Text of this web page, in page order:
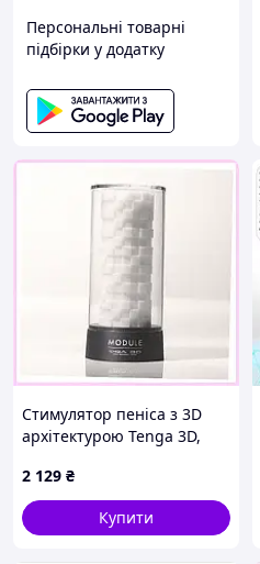
Персональні товарні
підбірки у додатку
Стимулятор пеніса з 3D
архітектурою Tenga 3D,
2 129 ₴
Купити